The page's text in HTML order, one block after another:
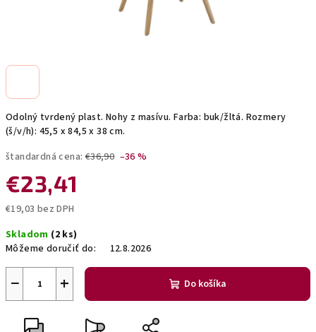
Odolný tvrdený plast. Nohy z masívu. Farba: buk/žltá. Rozmery
(š/v/h): 45,5 x 84,5 x 38 cm.
štandardná cena: €36,90 –36 %
€23,41
€19,03 bez DPH
cena:
Skladom (2 ks)
Môžeme doručiť do:
12.8.2026
+
− Do košíka